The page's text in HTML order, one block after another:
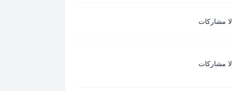
لا مشاركات
لا مشاركات